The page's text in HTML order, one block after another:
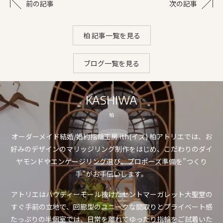
前の記事 次の記事
柏 記事一覧を見る
ブログ一覧を見る
KASHIWA
柏
オーダーメイド結婚/婚約指輪工房 ith(イズ) 柏アトリエでは、お
好みのデザインのマリッジリング制作をはじめ、こだわりのダイ
ヤモンドやエンゲージリング選び、プロポーズ準備を”つくり
手”がお手伝いします。
アトリエはハウディーモール抜けたセントマーガレット大聖堂の
すぐ手前の立地で、回廊型のユニークな間取りとプライベート感
たっぷりの半個室では、日常を離れてゆったり指輪をご試着いた